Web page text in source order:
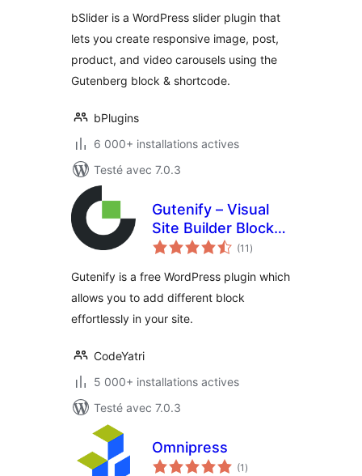
bSlider is a WordPress slider plugin that
lets you create responsive image, post,
product, and video carousels using the
Gutenberg block & shortcode.
bPlugins
6 000+ installations actives
Testé avec 7.0.3
Gutenify – Visual
Site Builder Blocks
& Site Templates
(11 notes
en
)
Gutenify is a free WordPress plugin which
allows you to add different block
effortlessly in your site.
CodeYatri
5 000+ installations actives
Testé avec 7.0.3
Omnipress
(1 notes
en
)